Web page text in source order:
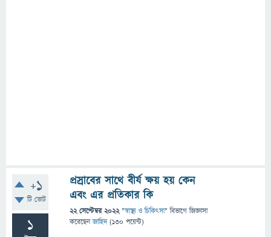
+1
টি ভোট
1
প্রস্রাবের সাথে বীর্য ক্ষয় হয় কেন
এবং এর প্রতিকার কি
22 সেপ্টেম্বর 2022 "স্বাস্থ্য ও চিকিৎসা" বিভাগে জিজ্ঞাসা
করেছেনজাহিদ (130 পয়েন্ট)